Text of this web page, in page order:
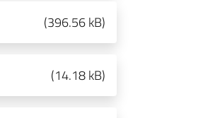
(396.56 kB)
(14.18 kB)